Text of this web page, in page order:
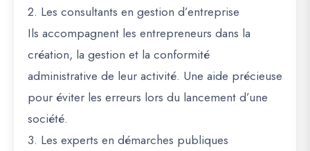
2. Les consultants en gestion d’entreprise
Ils accompagnent les entrepreneurs dans la
création, la gestion et la conformité
administrative de leur activité. Une aide précieuse
pour éviter les erreurs lors du lancement d’une
société.
3. Les experts en démarches publiques